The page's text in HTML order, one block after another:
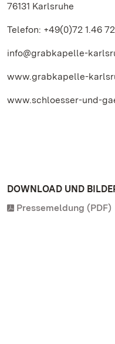
76131 Karlsruhe
Telefon: +49(0)72 1.46
info@grabkapelle-
www.grabkapelle-
www.schloesser-und-
DOWNLOAD UND
Pressemeldung (PDF)